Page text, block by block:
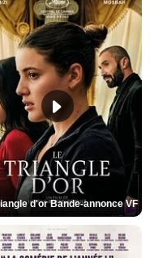
d'or Bande-annonce VF